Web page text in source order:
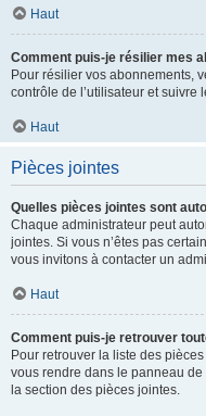
Haut
Comment puis-je résilier mes
Pour résilier vos abonnements,
contrôle de l’utilisateur et suivre
Haut
Pièces jointes
Quelles pièces jointes sont
Chaque administrateur peut
jointes. Si vous n’êtes pas
vous invitons à contacter un
Haut
Comment puis-je retrouver
Pour retrouver la liste des
vous rendre dans le panneau
la section des pièces jointes.